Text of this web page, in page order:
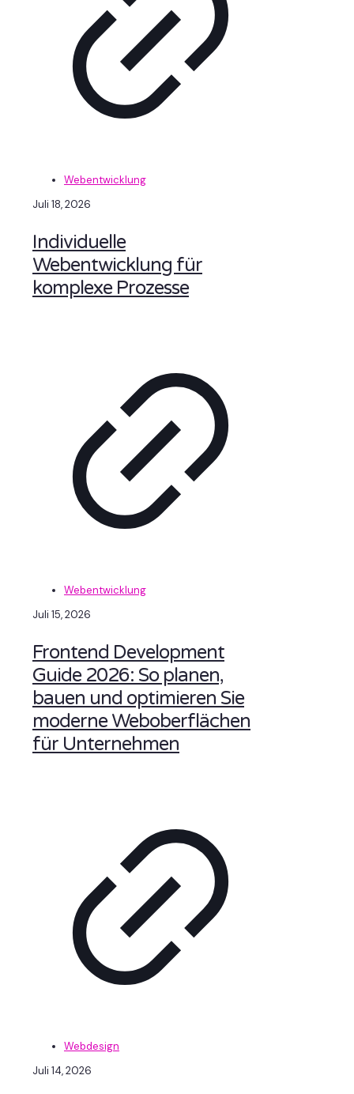
Webentwicklung
Juli 18, 2026
Individuelle
Webentwicklung für
komplexe Prozesse
Webentwicklung
Juli 15, 2026
Frontend Development
Guide 2026: So planen,
bauen und optimieren Sie
moderne Weboberflächen
für Unternehmen
Webdesign
Juli 14, 2026